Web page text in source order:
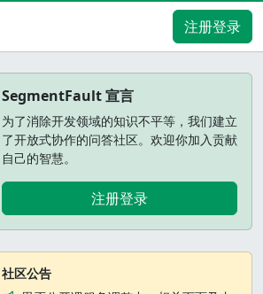
注册登录
SegmentFault 宣言
为了消除开发领域的知识不平等，我们建立
了开放式协作的问答社区。欢迎你加入贡献
自己的智慧。
注册登录
社区公告